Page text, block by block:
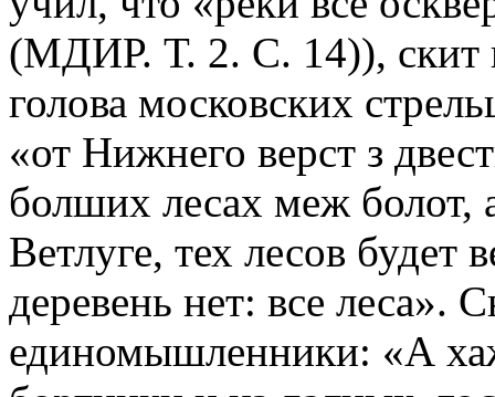
(МДИР. Т. 2. С. 14)), скит
голова московских
«от Нижнего верст з
болших лесах меж болот,
Ветлуге, тех лесов будет
деревень нет: все леса».
единомышленники: «А